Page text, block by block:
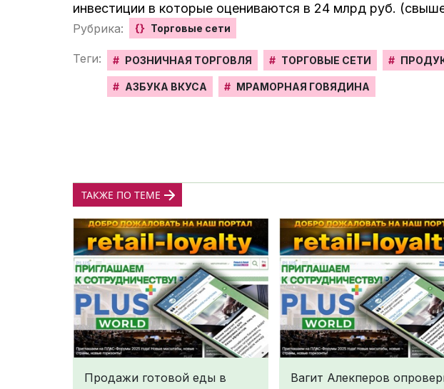
инвестиции в которые оцениваются в 24 млрд руб.
Рубрика: {} Торговые сети
Теги: # РОЗНИЧНАЯ ТОРГОВЛЯ # ТОРГОВЫЕ СЕТИ #
# АЗБУКА ВКУСА # МРАМОРНАЯ ГОВЯДИНА
ТАКЖЕ ПО ТЕМЕ
Продажи готовой еды в
Вагит Алекперов